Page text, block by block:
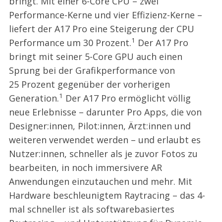
Performance-Kerne und vier Effizienz-Kerne –
liefert der A17 Pro eine Steigerung der CPU
Performance um 30 Prozent.1 Der A17 Pro
bringt mit seiner 5-Core GPU auch einen
Sprung bei der Grafikperformance von
25 Prozent gegenüber der vorherigen
Generation.1 Der A17 Pro ermöglicht völlig
neue Erlebnisse – darunter Pro Apps, die von
Designer:innen, Pilot:innen, Ärzt:innen und
weiteren verwendet werden – und erlaubt es
Nutzer:innen, schneller als je zuvor Fotos zu
bearbeiten, in noch immersivere AR
Anwendungen einzutauchen und mehr. Mit
Hardware beschleunigtem Raytracing – das 4-
mal schneller ist als softwarebasiertes